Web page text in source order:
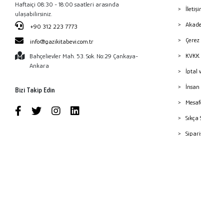
Haftaiçi 08:30 - 18:00 saatleri arasında
ulaşabilirsiniz.
+90 312 223 7773
info@gazikitabevi.com.tr
Bahçelievler Mah. 53. Sok. No:29 Çankaya-
Ankara
Bizi Takip Edin
İptal
İnsan